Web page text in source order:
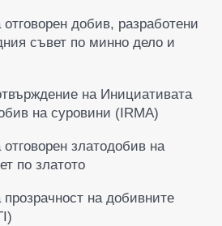
добив, разработени
съвет по минно дело и
на Инициативата
на суровини (IRMA)
златодобив на
по златото
на добивните